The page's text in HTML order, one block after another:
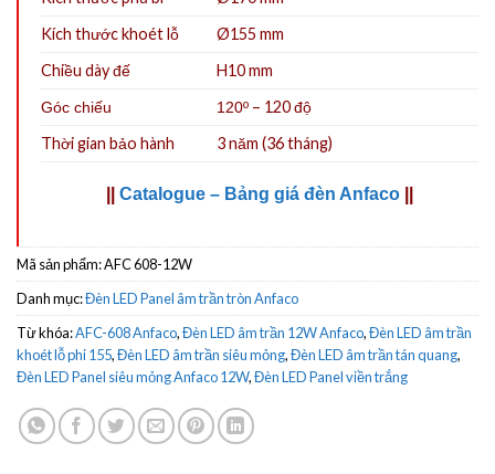
Kích thước khoét lỗ
Ø155 mm
Chiều dày đế
H10 mm
Góc chiếu 120º – 120 độ
Thời gian bảo hành
3 năm (36 tháng)
Catalogue – Bảng giá đèn Anfaco
Mã sản phẩm:AFC 608-12W
Danh mục:Đèn LED Panel âm trần tròn Anfaco
Từ khóa:AFC-608 Anfaco,Đèn LED âm trần 12W Anfaco,Đèn LED âm trần
khoét lỗ phi 155,Đèn LED âm trần siêu mỏng,Đèn LED âm trần tán quang,
Đèn LED Panel siêu mỏng Anfaco 12W,Đèn LED Panel viền trắng